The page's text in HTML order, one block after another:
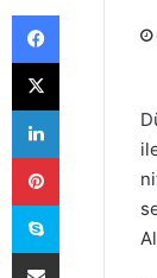
Facebook
X
LinkedIn
Pinterest
Skype
E-Posta ile paylaş